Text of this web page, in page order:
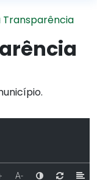
Transparência